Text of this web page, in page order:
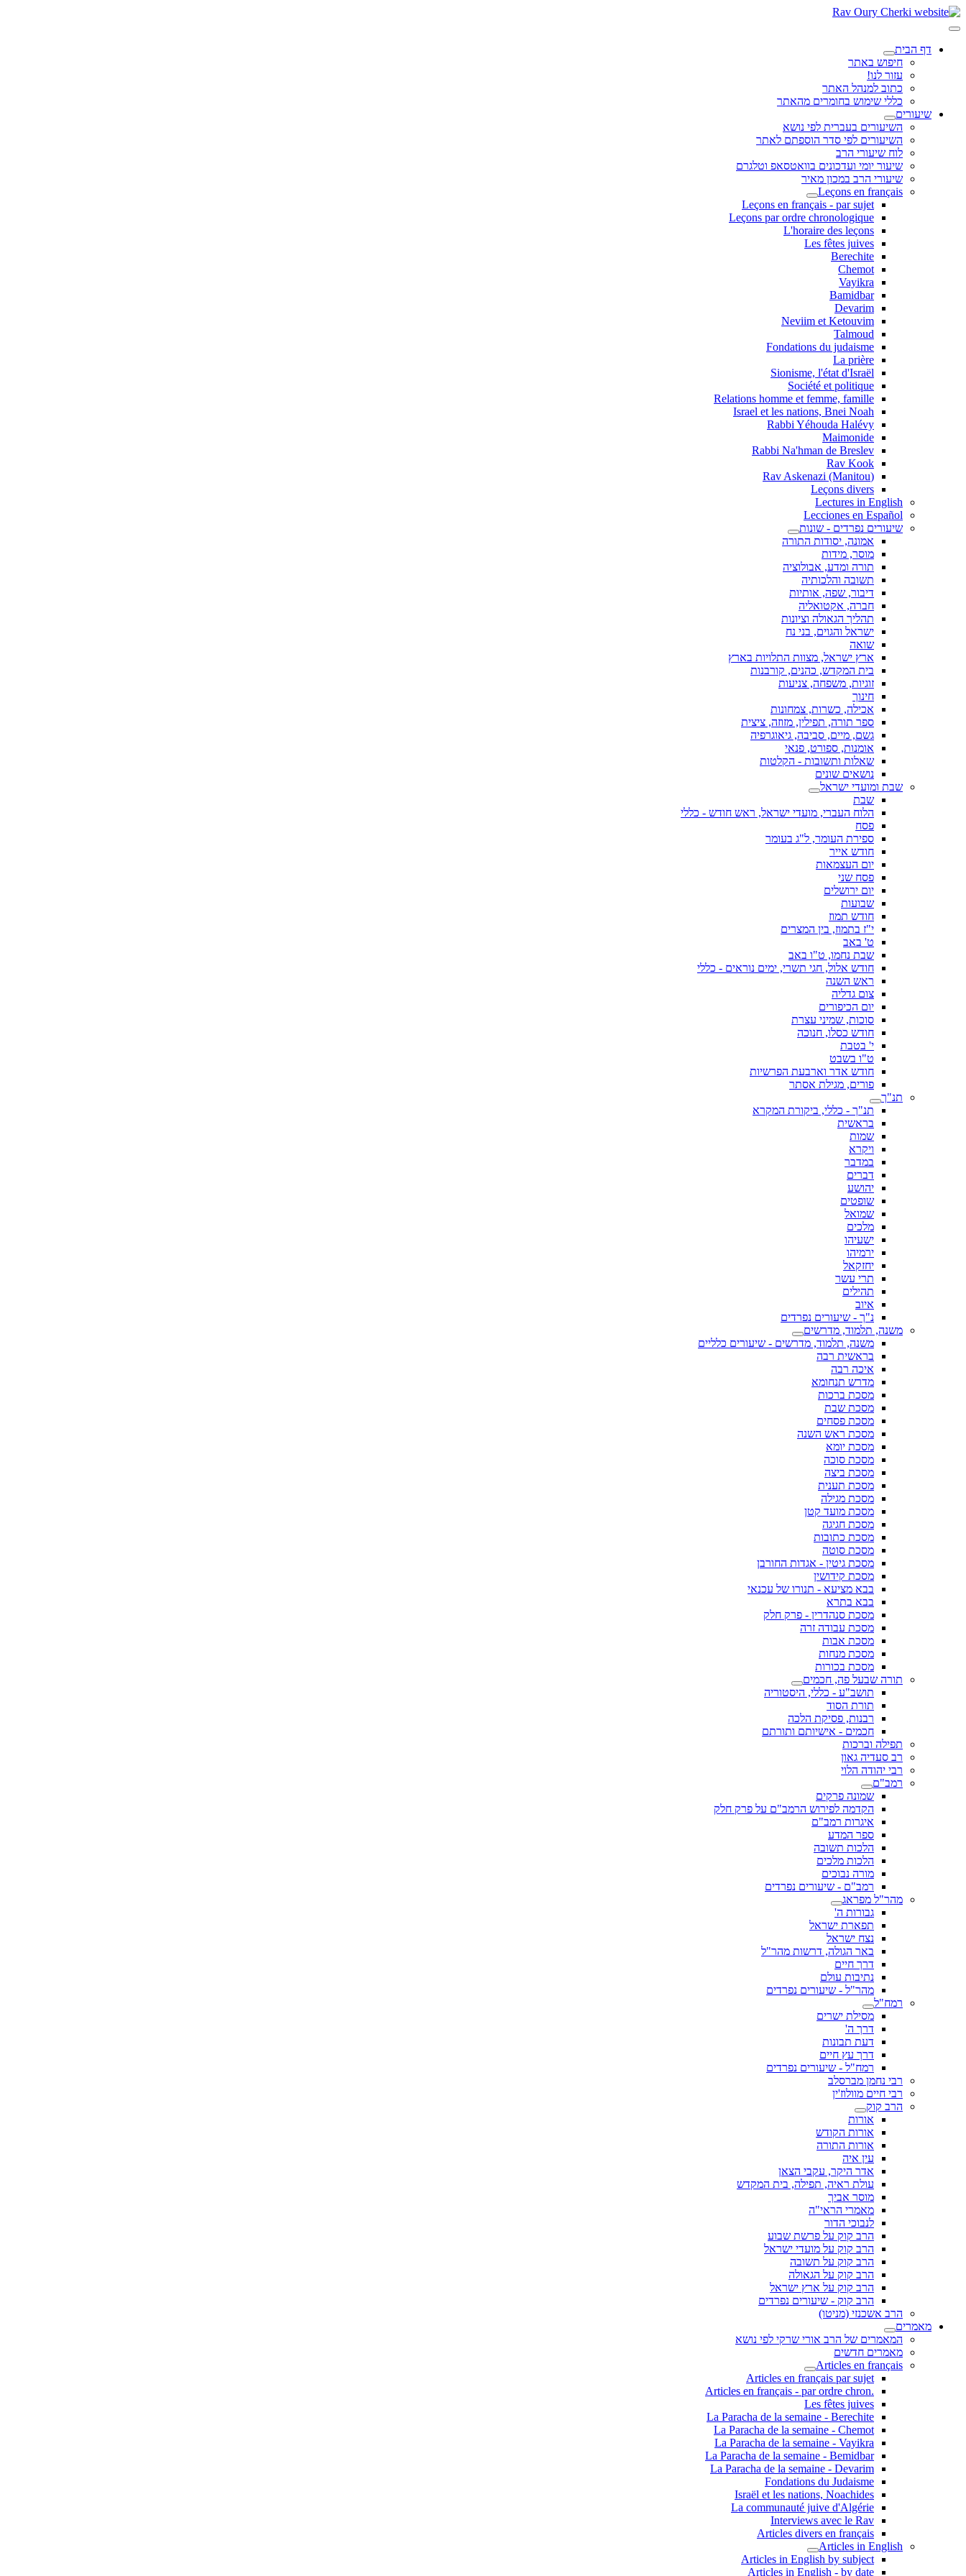
דף הבית
חיפוש באתר
עזור לנו!
כתוב למנהל האתר
כללי שימוש בחומרים מהאתר
שיעורים
השיעורים בעברית לפי נושא
השיעורים לפי סדר הוספתם לאתר
לוח שיעורי הרב
שיעור יומי ועדכונים בוואטסאפ וטלגרם
שיעורי הרב במכון מאיר
Leçons en français
Leçons en français - par sujet
Leçons par ordre chronologique
L'horaire des leçons
Les fêtes juives
Berechite
Chemot
Vayikra
Bamidbar
Devarim
Neviim et Ketouvim
Talmoud
Fondations du judaisme
La prière
Sionisme, l'état d'Israël
Société et politique
Relations homme et femme, famille
Israel et les nations, Bnei Noah
Rabbi Yéhouda Halévy
Maimonide
Rabbi Na'hman de Breslev
Rav Kook
(Rav Askenazi (Manitou
Leçons divers
Lectures in English
Lecciones en Español
שיעורים נפרדים - שונות
אמונה, יסודות התורה
מוסר, מידות
תורה ומדע, אבולוציה
תשובה והלכותיה
דיבור, שפה, אותיות
חברה, אקטואליה
תהליך הגאולה וציונות
ישראל והגוים, בני נח
שואה
ארץ ישראל, מצוות התלויות בארץ
בית המקדש, כהנים, קורבנות
זוגיות, משפחה, צניעות
חינוך
אכילה, כשרות, צמחונות
ספר תורה, תפילין, מזוזה, ציצית
גשם, מיים, סביבה, גיאוגרפיה
אומנות, ספורט, פנאי
שאלות ותשובות - הקלטות
נושאים שונים
שבת ומועדי ישראל
שבת
הלוח העברי, מועדי ישראל, ראש חודש - כללי
פסח
ספירת העומר, ל"ג בעומר
חודש אייר
יום העצמאות
פסח שני
יום ירושלים
שבועות
חודש תמוז
י"ז בתמוז, בין המצרים
ט' באב
שבת נחמו, ט"ו באב
חודש אלול, חגי תשרי, ימים נוראים - כללי
ראש השנה
צום גדליה
יום הכיפורים
סוכות, שמיני עצרת
חודש כסלו, חנוכה
י' בטבת
ט"ו בשבט
חודש אדר וארבעת הפרשיות
פורים, מגילת אסתר
תנ"ך
תנ"ך - כללי, ביקורת המקרא
בראשית
שמות
ויקרא
במדבר
דברים
יהושע
שופטים
שמואל
מלכים
ישעיהו
ירמיהו
יחזקאל
תרי עשר
תהילים
איוב
נ"ך - שיעורים נפרדים
משנה, תלמוד, מדרשים
משנה, תלמוד, מדרשים - שיעורים כלליים
בראשית רבה
איכה רבה
מדרש תנחומא
מסכת ברכות
מסכת שבת
מסכת פסחים
מסכת ראש השנה
מסכת יומא
מסכת סוכה
מסכת ביצה
מסכת תענית
מסכת מגילה
מסכת מועד קטן
מסכת חגיגה
מסכת כתובות
מסכת סוטה
מסכת גיטין - אגדות החורבן
מסכת קידושין
בבא מציעא - תנורו של עכנאי
בבא בתרא
מסכת סנהדרין - פרק חלק
מסכת עבודה זרה
מסכת אבות
מסכת מנחות
מסכת בכורות
תורה שבעל פה, חכמים
תושב"ע - כללי, היסטוריה
תורת הסוד
רבנות, פסיקת הלכה
חכמים - אישיותם ותורתם
תפילה וברכות
רב סעדיה גאון
רבי יהודה הלוי
רמב"ם
שמונה פרקים
הקדמה לפירוש הרמב"ם על פרק חלק
איגרות רמב"ם
ספר המדע
הלכות תשובה
הלכות מלכים
מורה נבוכים
רמב"ם - שיעורים נפרדים
מהר"ל מפראג
גבורות ה'
תפארת ישראל
נצח ישראל
באר הגולה, דרשות מהר"ל
דרך חיים
נתיבות עולם
מהר"ל - שיעורים נפרדים
רמח"ל
מסילת ישרים
דרך ה'
דעת תבונות
דרך עץ חיים
רמח"ל - שיעורים נפרדים
רבי נחמן מברסלב
רבי חיים מוולוז'ין
הרב קוק
אורות
אורות הקודש
אורות התורה
עין איה
אדר היקר, עקבי הצאן
עולת ראיה, תפילה, בית המקדש
מוסר אביך
מאמרי הראי"ה
לנבוכי הדור
הרב קוק על פרשת שבוע
הרב קוק על מועדי ישראל
הרב קוק על תשובה
הרב קוק על הגאולה
הרב קוק על ארץ ישראל
הרב קוק - שיעורים נפרדים
הרב אשכנזי (מניטו)
מאמרים
המאמרים של הרב אורי שרקי לפי נושא
מאמרים חדשים
Articles en français
Articles en français par sujet
.Articles en français - par ordre chron
Les fêtes juives
La Paracha de la semaine - Berechite
La Paracha de la semaine - Chemot
La Paracha de la semaine - Vayikra
La Paracha de la semaine - Bemidbar
La Paracha de la semaine - Devarim
Fondations du Judaisme
Israël et les nations, Noachides
La communauté juive d'Algérie
Interviews avec le Rav
Articles divers en français
Articles in English
Articles in English by subject
Articles in English - by date